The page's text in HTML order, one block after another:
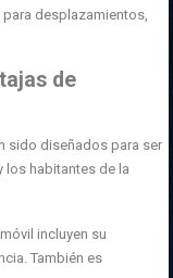
desplazamientos,
de
sido diseñados para ser
los habitantes de la
incluyen su
También es